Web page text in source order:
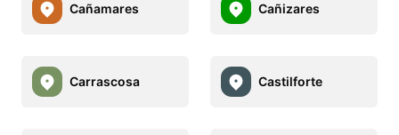
Cañamares Cañizares
Carrascosa Castilforte